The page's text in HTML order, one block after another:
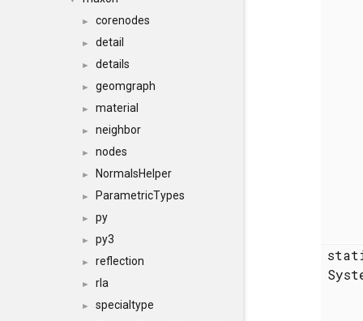
► corenodes
► detail
► details
► geomgraph
► material
► neighbor
► nodes
► NormalsHelper
► ParametricTypes
► py
► py3
► reflection
► rla
► specialtype